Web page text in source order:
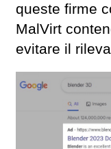
queste firme
MalVirt
evitare il